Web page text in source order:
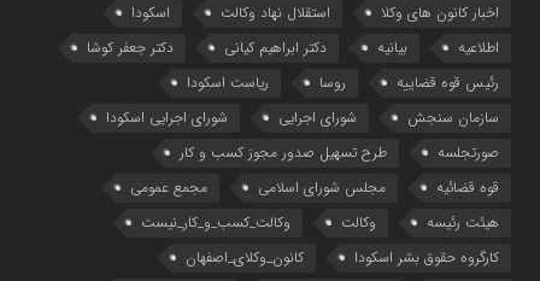
اخبار کانون های وکلا
استقلال نهاد وکالت
اسکودا
اطلاعیه
بیانیه دکتر ابراهیم کیانی
دکتر جعفر کوشا
رئیس قوه قضاییه
روسا
ریاست اسکودا
سازمان سنجش
شورای اجرایی
شورای اجرایی اسکودا
صورتجلسه
طرح تسهیل صدور مجوز کسب و کار
قوه قضائیه
مجلس شورای اسلامی
مجمع عمومی
هیئت رئیسه
وکالت
وکالت_کسب_و_کار_نیست
کارگروه حقوق بشر اسکودا
کانون_وکلای_اصفهان